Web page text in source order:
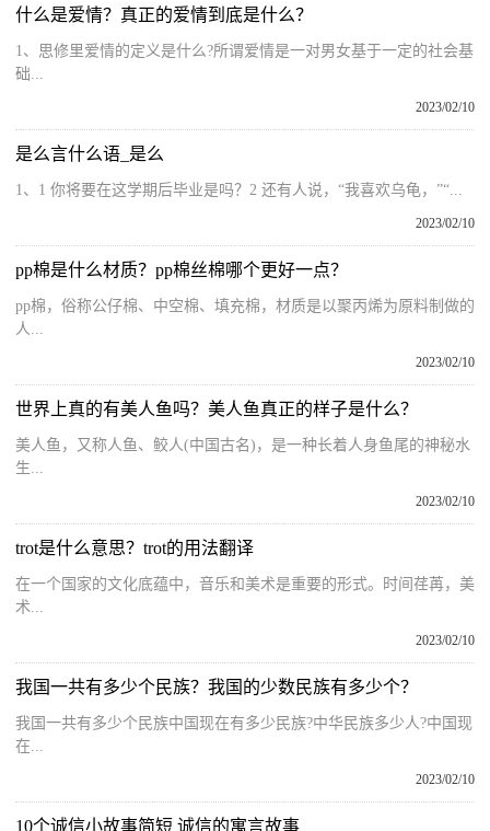
什么是爱情？真正的爱情到底是什么？
1、思修里爱情的定义是什么?所谓爱情是一对男女基于一定的社会基
础...
2023/02/10
是么言什么语_是么
1、1 你将要在这学期后毕业是吗？2 还有人说，“我喜欢乌龟，”“...
2023/02/10
pp棉是什么材质？pp棉丝棉哪个更好一点？
pp棉，俗称公仔棉、中空棉、填充棉，材质是以聚丙烯为原料制做的
人...
2023/02/10
世界上真的有美人鱼吗？美人鱼真正的样子是什么？
美人鱼，又称人鱼、鲛人(中国古名)，是一种长着人身鱼尾的神秘水
生...
2023/02/10
trot是什么意思？trot的用法翻译
在一个国家的文化底蕴中，音乐和美术是重要的形式。时间荏苒，美
术...
2023/02/10
我国一共有多少个民族？我国的少数民族有多少个？
我国一共有多少个民族中国现在有多少民族?中华民族多少人?中国现
在...
2023/02/10
10个诚信小故事简短 诚信的寓言故事